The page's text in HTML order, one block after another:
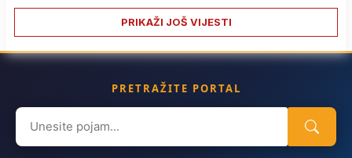
PRIKAŽI JOŠ VIJESTI
PRETRAŽITE PORTAL
Search
for: